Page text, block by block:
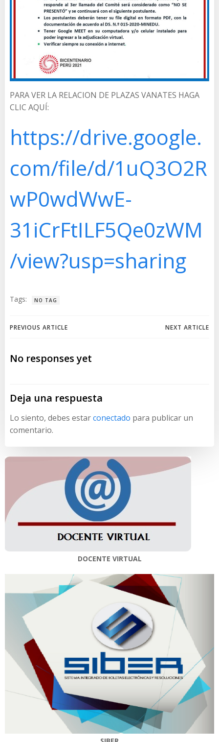
PARA VER LA RELACION DE PLAZAS VANATES HAGA
CLIC AQUÍ:
https://drive.google.
com/file/d/1uQ3O2R
wP0wdWwE-
31iCrFtILF5Qe0zWM
/view?usp=sharing
Tags: NO TAG
Navegación
de
PREVIOUS ARTICLE
Navegación
NEXT ARTICLE
No responses yet
Deja una respuesta
Lo siento, debes estarconectado para publicar un
comentario.
DOCENTE VIRTUAL